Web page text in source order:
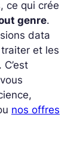
ce qui crée
genre.
data
et les
. C’est
nos offres